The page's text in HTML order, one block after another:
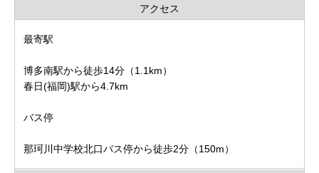
アクセス
最寄駅
博多南駅から徒歩14分（1.1km）
春日(福岡)駅から4.7km
バス停
那珂川中学校北口バス停から徒歩2分（150m）